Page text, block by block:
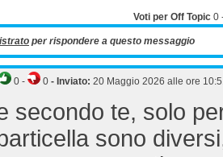
Voti per Off Topic 0
per rispondere a questo messaggio
0 - 0 - Inviato: 20 Maggio 2026 alle ore
secondo te, solo
sono